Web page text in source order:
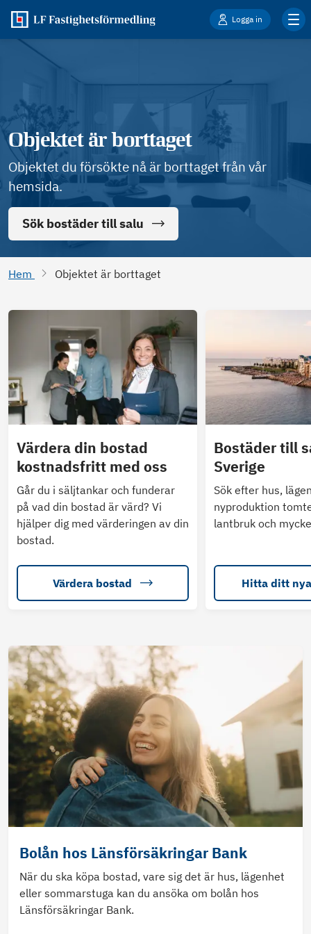
Logga in
Objektet är borttaget
Objektet du försökte nå är borttaget från vår
hemsida.
Sök bostäder till salu
Hem Objektet är borttaget
Värdera din bostad
kostnadsfritt med oss
Går du i säljtankar och funderar
på vad din bostad är värd? Vi
hjälper dig med värderingen av din
bostad.
Värdera bostad
Bostäder till
Sverige
Sök efter hus,
nyproduktion
lantbruk och
Hitta ditt
Bolån hos Länsförsäkringar Bank
När du ska köpa bostad, vare sig det är hus, lägenhet
eller sommarstuga kan du ansöka om bolån hos
Länsförsäkringar Bank.